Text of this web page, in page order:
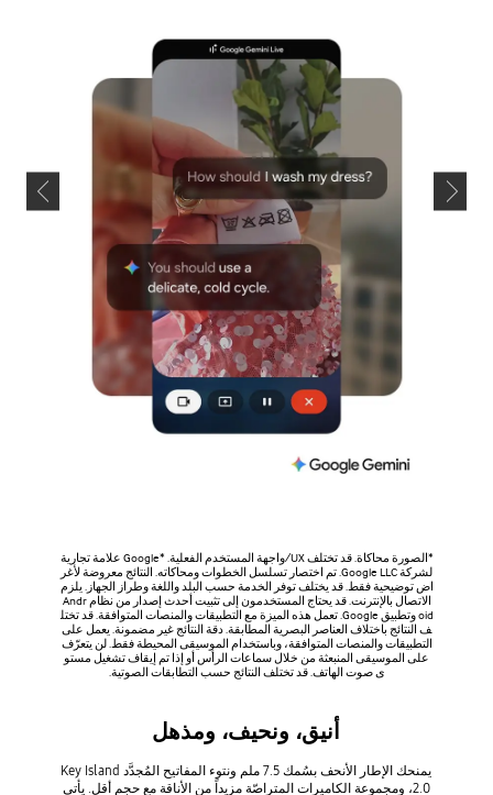
*الصورة محاكاة. قد تختلف UX/واجهة المستخدم الفعلية. *Google علامة تجارية
لشركة Google LLC. تم اختصار تسلسل الخطوات ومحاكاته. النتائج معروضة لأغر
اض توضيحية فقط. قد يختلف توفر الخدمة حسب البلد واللغة وطراز الجهاز. يلزم
الاتصال بالإنترنت. قد يحتاج المستخدمون إلى تثبيت أحدث إصدار من نظام Andr
oid وتطبيق Google. تعمل هذه الميزة مع التطبيقات والمنصات المتوافقة. قد تختل
ف النتائج باختلاف العناصر البصرية المطابقة. دقة النتائج غير مضمونة. يعمل على
التطبيقات والمنصات المتوافقة، وباستخدام الموسيقى المحيطة فقط. لن يتعرّف
على الموسيقى المنبعثة من خلال سماعات الرأس أو إذا تم إيقاف تشغيل مستو
ى صوت الهاتف. قد تختلف النتائج حسب التطابقات الصوتية.
أنيق، ونحيف، ومذهل
يمنحك الإطار الأنحف بسُمك 7.5 ملم ونتوء المفاتيح المُجدَّد Key Island
2.0، ومجموعة الكاميرات المتراصّة مزيداً من الأناقة مع حجم أقل. يأتي